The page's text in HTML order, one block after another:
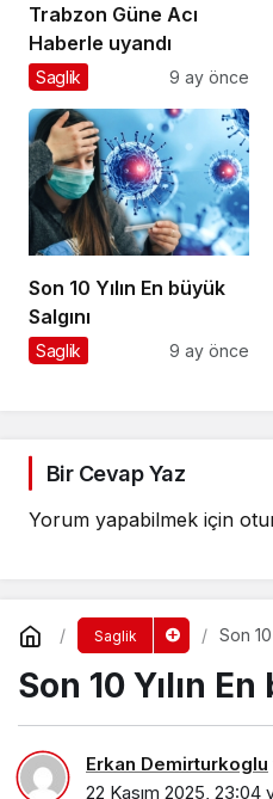
Trabzon Güne Acı
Haberle uyandı
Saglik 9 ay önce
Son 10 Yılın En büyük
Salgını
Saglik 9 ay önce
Bir Cevap Yaz
Yorum yapabilmek için
Saglik Son 10
Son 10 Yılın
Erkan Demirturkoglu
22 Kasım 2025, 23:04